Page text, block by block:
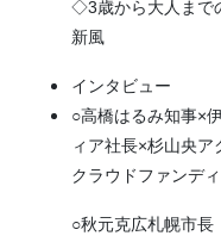
◇3歳から大人まで
新風
インタビュー
○高橋はるみ知事×
ィア社長×杉山央
クラウドファンデ
○秋元克広札幌市長